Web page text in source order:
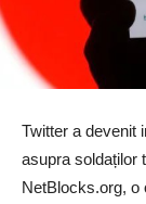
Twitter a devenit
asupra soldaților
NetBlocks.org, o